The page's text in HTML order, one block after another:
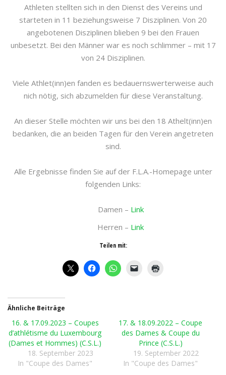
Athleten stellten sich in den Dienst des Vereins und
starteten in 11 beziehungsweise 7 Disziplinen. Von 20
angebotenen Disziplinen blieben 9 bei den Frauen
unbesetzt. Bei den Männer war es noch schlimmer – mit 17
von 24 Disziplinen.
Viele Athlet(inn)en fanden es bedauernswerterweise auch
nich nötig, sich abzumelden für diese Veranstaltung.
An dieser Stelle möchten wir uns bei den 18 Athelt(inn)en
bedanken, die an beiden Tagen für den Verein angetreten
sind.
Alle Ergebnisse finden Sie auf der F.L.A.-Homepage unter
folgenden Links:
Damen – Link
Herren – Link
Teilen mit:
Ähnliche Beiträge
16. & 17.09.2023 – Coupes
d’athlétisme du Luxembourg
(Dames et Hommes) (C.S.L.)
18. September 2023
In "Coupe des Dames"
17. & 18.09.2022 – Coupe
des Dames & Coupe du
Prince (C.S.L.)
19. September 2022
In "Coupe des Dames"